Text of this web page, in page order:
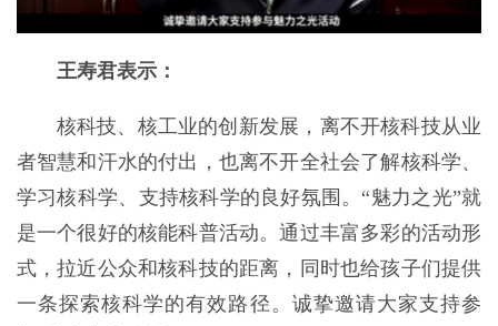
王寿君表示：
核科技、核工业的创新发展，离不开核科技从业
者智慧和汗水的付出，也离不开全社会了解核科学、
学习核科学、支持核科学的良好氛围。“魅力之光”就
是一个很好的核能科普活动。通过丰富多彩的活动形
式，拉近公众和核科技的距离，同时也给孩子们提供
一条探索核科学的有效路径。诚挚邀请大家支持参